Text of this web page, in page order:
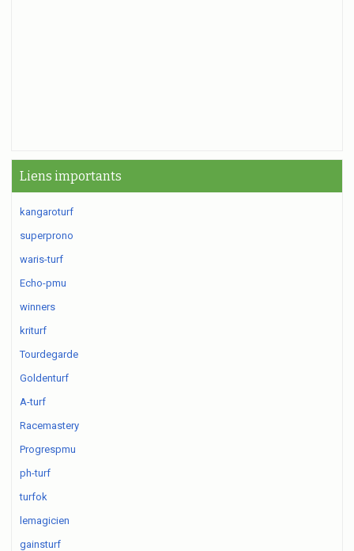
Liens importants
kangaroturf
superprono
waris-turf
Echo-pmu
winners
kriturf
Tourdegarde
Goldenturf
A-turf
Racemastery
Progrespmu
ph-turf
turfok
lemagicien
gainsturf